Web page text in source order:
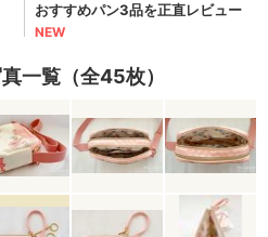
一覧（全45枚）